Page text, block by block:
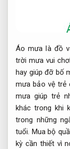
Áo mưa là đồ
trời mưa vui
hay giúp đỡ bố
mưa bảo vệ trẻ
mưa giúp trẻ
khác trong khi
trong những
tuổi. Mua bộ
kỳ cần thiết vì